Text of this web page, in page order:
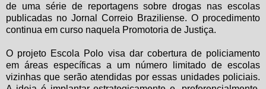
de uma série de reportagens sobre drogas nas escolas
publicadas no Jornal Correio Braziliense. O procedimento
continua em curso naquela Promotoria de Justiça.
O projeto Escola Polo visa dar cobertura de policiamento
em áreas específicas a um número limitado de escolas
vizinhas que serão atendidas por essas unidades policiais.